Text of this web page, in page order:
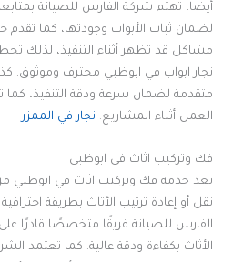
أيضا، تهتم شركة الفارس للصيانة
لضمان ثبات الأبواب وجودتها، كما تقدم
مشاكل قد تظهر أثناء التنفيذ، لذلك
نجار ابواب في ابوظبي محترف وموثوق.
متقدمة لضمان سرعة ودقة التنفيذ، كما
العمل أثناء المشاريع. نجار في الممزر
فك وتركيب اثاث في ابوظبي
تعد خدمة فك وتركيب اثاث في ابوظبي
نقل أو إعادة ترتيب الأثاث بطريقة
الفارس للصيانة فريقًا متخصصًا قادرًا
الأثاث بكفاءة ودقة عالية. كما تعتمد